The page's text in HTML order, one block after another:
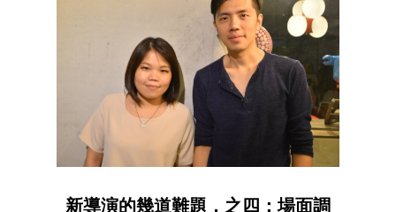
新導演的幾道難題，之四：場面調